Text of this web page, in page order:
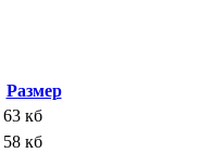
Размер
63 кб
58 кб